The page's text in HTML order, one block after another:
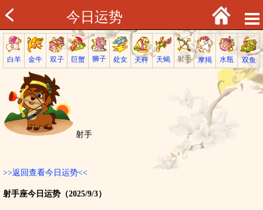
今日运势
白羊 金牛 双子 巨蟹 狮子 处女 天秤 天蝎 射手 摩羯 水瓶 双鱼
射手
>>返回查看今日运势<<
射手座今日运势（2025/9/3）